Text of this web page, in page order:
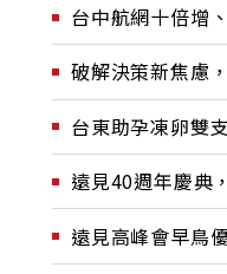
台中航網十倍增
破解決策新焦慮
台東助孕凍卵雙
遠見40週年慶典
遠見高峰會早鳥